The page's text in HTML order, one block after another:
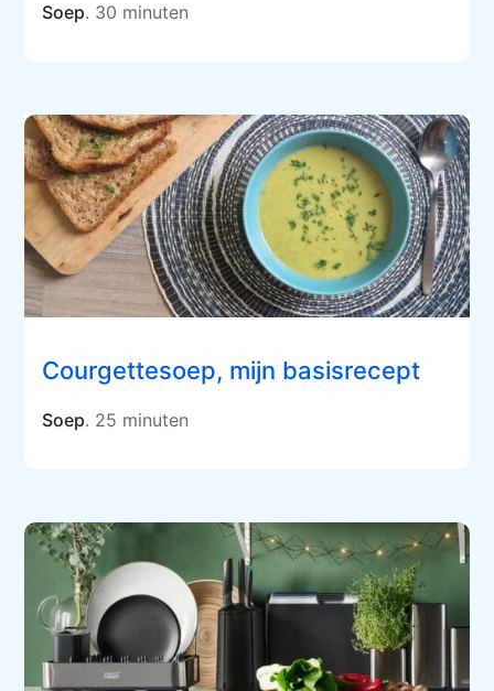
Soep. 30 minuten
Courgettesoep, mijn basisrecept
Soep. 25 minuten